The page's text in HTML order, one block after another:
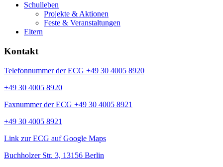
Schulleben
Projekte & Aktionen
Feste & Veranstaltungen
Eltern
Kontakt
Telefonnummer der ECG +49 30 4005 8920
+49 30 4005 8920
Faxnummer der ECG +49 30 4005 8921
+49 30 4005 8921
Link zur ECG auf Google Maps
Buchholzer Str. 3, 13156 Berlin